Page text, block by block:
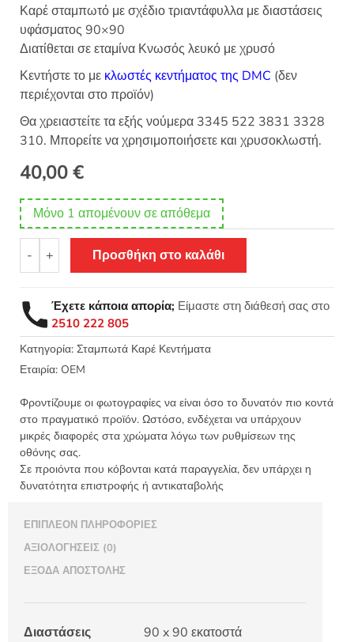
Καρέ σταμπωτό με σχέδιο τριαντάφυλλα με διαστάσεις
υφάσματος 90×90
Διατίθεται σε εταμίνα Κνωσός λευκό με χρυσό
Κεντήστε το με κλωστές κεντήματος της DMC (δεν
περιέχονται στο προϊόν)
Θα χρειαστείτε τα εξής νούμερα 3345 522 3831 3328
310. Μπορείτε να χρησιμοποιήσετε και χρυσοκλωστή.
40,00€
Μόνο 1 απομένουν σε απόθεμα
-
Σταμπωτό
κέντημα
Τριαντάφυλλα
90x90
Κνωσός
-
S4
+ Προσθήκη στο καλάθι
Έχετε κάποια απορία; Είμαστε στη διάθεσή σας στο
2510 222 805
Κατηγορία: Σταμπωτά Καρέ Κεντήματα
Εταιρία: OEM
Φροντίζουμε οι φωτογραφίες να είναι όσο το δυνατόν πιο κοντά
στο πραγματικό προϊόν. Ωστόσο, ενδέχεται να υπάρχουν
μικρές διαφορές στα χρώματα λόγω των ρυθμίσεων της
οθόνης σας.
Σε προιόντα που κόβονται κατά παραγγελία, δεν υπάρχει η
δυνατότητα επιστροφής ή αντικαταβολής
ΕΠΙΠΛΈΟΝ ΠΛΗΡΟΦΟΡΊΕΣ
ΑΞΙΟΛΟΓΉΣΕΙΣ (0)
ΈΞΟΔΑ ΑΠΟΣΤΟΛΉΣ
Διαστάσεις
90 x 90 εκατοστά